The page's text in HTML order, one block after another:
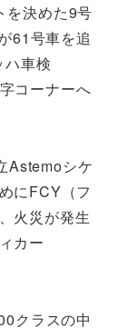
を決めた9号
61号車を追
ハ車検
コーナーへ
Astemoシケ
にFCY（フ
火災が発生
カー
クラスの中